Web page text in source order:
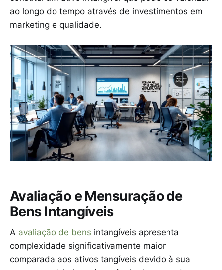
ao longo do tempo através de investimentos em
marketing e qualidade.
Avaliação e Mensuração de
Bens Intangíveis
A avaliação de bens intangíveis apresenta
complexidade significativamente maior
comparada aos ativos tangíveis devido à sua